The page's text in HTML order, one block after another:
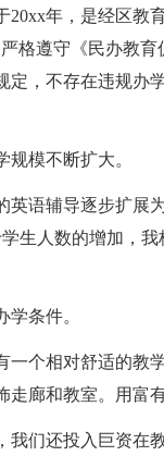
20xx年，是经区教
格遵守《民办教
定，不存在违规办
规模不断扩大。
英语辅导逐步扩展
生人数的增加，
学条件。
一个相对舒适的教
走廊和教室。用富
我们还投入巨资在